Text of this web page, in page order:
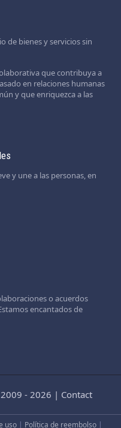
de bienes y servicios sin
que contribuya a
en relaciones humanas
y que enriquezca a las
y une a las personas, en
o acuerdos
encantados de
- 2026 | Contact
uso | Política de reembolso |